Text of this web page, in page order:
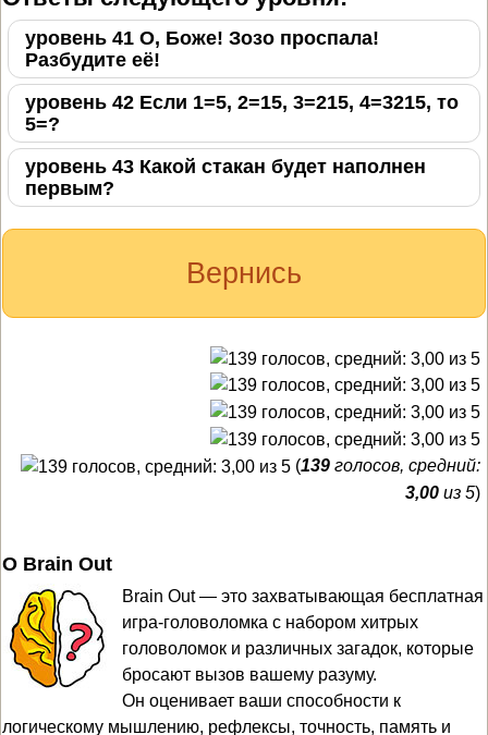
уровень 41 О, Боже! Зозо проспала!
Разбудите её!
уровень 42 Если 1=5, 2=15, 3=215, 4=3215, то
5=?
уровень 43 Какой стакан будет наполнен
первым?
Вернись
(139 голосов, средний:
3,00 из 5)
О Brain Out
Brain Out — это захватывающая бесплатная
игра-головоломка с набором хитрых
головоломок и различных загадок, которые
бросают вызов вашему разуму.
Он оценивает ваши способности к
логическому мышлению, рефлексы, точность, память и